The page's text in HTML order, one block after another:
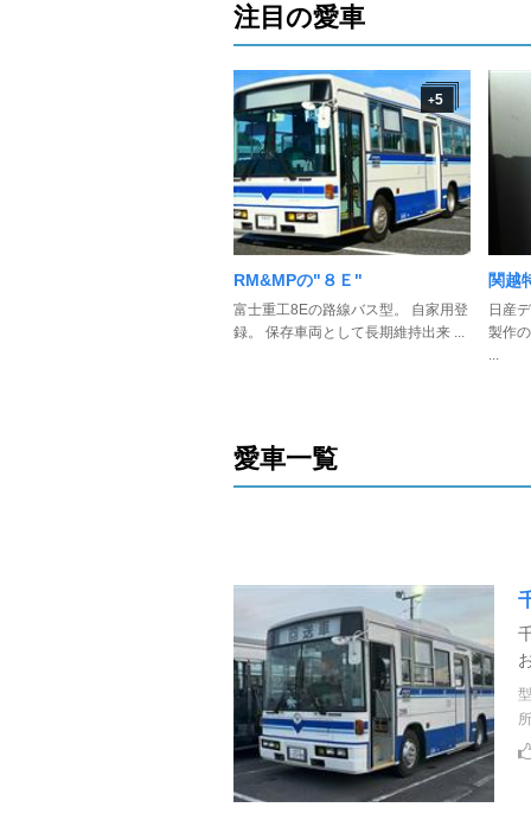
注目の愛車
+5
RM&MPの"８Ｅ"
富士重工8Eの路線バス型。 自家用登
録。 保存車両として長期維持出来 ...
関越
日産
製作
...
愛車一覧